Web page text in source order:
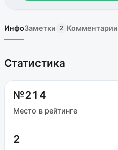
ИнфоЗаметки 2 Комментарии
Статистика
№214
Место в рейтинге
2